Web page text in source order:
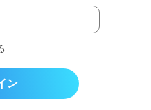
ン